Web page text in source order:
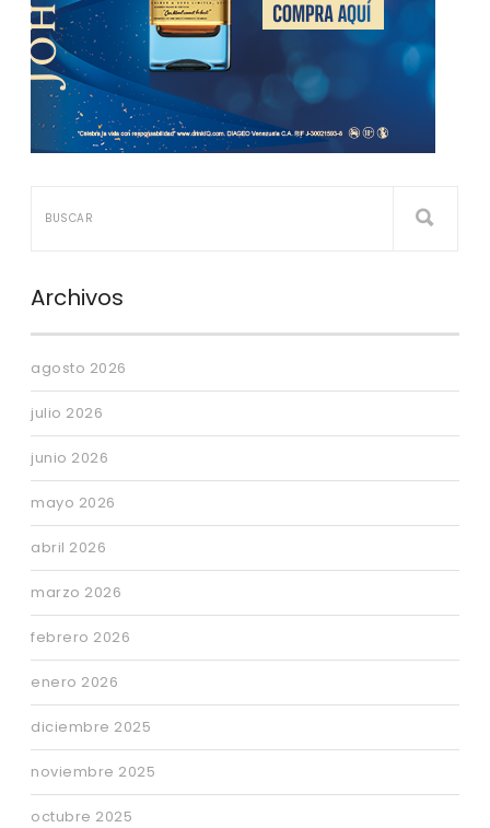
Archivos
agosto 2026
julio 2026
junio 2026
mayo 2026
abril 2026
marzo 2026
febrero 2026
enero 2026
diciembre 2025
noviembre 2025
octubre 2025